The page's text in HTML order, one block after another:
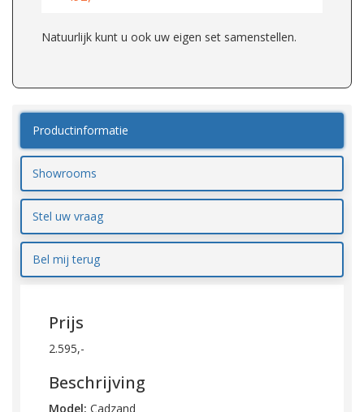
Natuurlijk kunt u ook uw eigen set samenstellen.
Productinformatie
Showrooms
Stel uw vraag
Bel mij terug
Prijs
2.595,-
Beschrijving
Model: Cadzand